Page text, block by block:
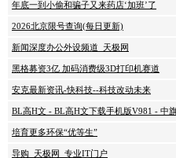
年底一到小偷和骗子又来药店‘加班’了
2026北京限号查询(每日更新)
新闻深度办公外设频道_天极网
黑格募资3亿 加码消费级3D打印机赛道
安克最新资讯-快科技--科技改动未来
BL高H文 - BL高H文下载手机版V981 - 中
培育更多环保“优等生”
导购_天极网_专业IT门户